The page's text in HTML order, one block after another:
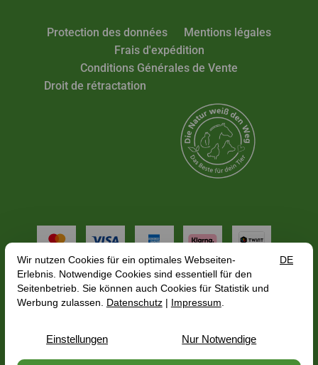
Protection des données
Mentions légales
Frais d'expédition
Conditions Générales de Vente
Droit de rétractation
Tous les tarifs incluent la TVA plusfrais de port
fonction de l'adresse de livraison, le prix brut peut
livraison.
© 2026 — PerNaturam GmbH